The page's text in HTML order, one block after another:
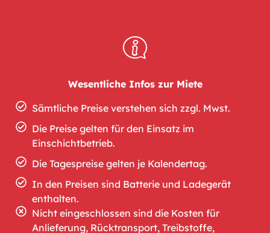
Wesentliche Infos zur Miete
Sämtliche Preise verstehen sich zzgl. Mwst.
Die Preise gelten für den Einsatz im
Einschichtbetrieb.
Die Tagespreise gelten je Kalendertag.
In den Preisen sind Batterie und Ladegerät
enthalten.
Nicht eingeschlossen sind die Kosten für
Anlieferung, Rücktransport, Treibstoffe,